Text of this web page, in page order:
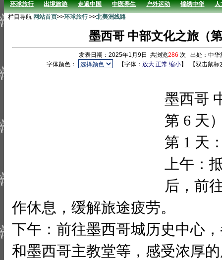
环球旅行 出境旅游 走遍中国 中医养生 户外运动 锦绣中华
人
栏目导航 网站首页>>环球旅行>>北美洲线路
墨西哥 中部文化之旅（
发表日期：2025年1月9日 共浏览286 次 出处：中
字体颜色：
【字体：放大 正常 缩小】 【双击鼠
墨西哥
第 6 天
第 1 天
上午：
后，前
作休息，缓解旅途疲劳。
下午：前往墨西哥城历史中心
和墨西哥主教堂等，感受浓厚